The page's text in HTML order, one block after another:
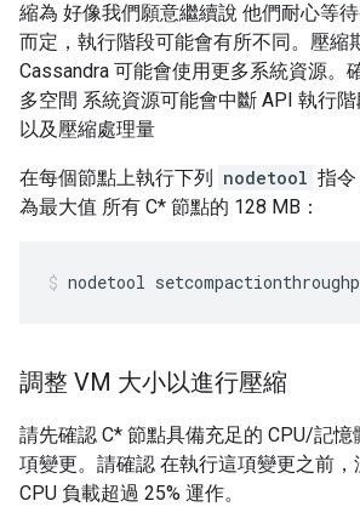
縮為 好像我們願意繼續說 他們耐心等
而定，執行階段可能會有所不同。壓縮
Cassandra 可能會使用更多系統資源。
多空間 系統資源可能會中斷 API 執行
以及壓縮處理量
在每個節點上執行下列 nodetool 指
為最大值 所有 C* 節點的 128 MB：
nodetool
調整 VM 大小以進行壓縮
請先確認 C* 節點具備充足的 CPU/記
項變更。請確認 在執行這項變更之前，
CPU 負載超過 25% 運作。